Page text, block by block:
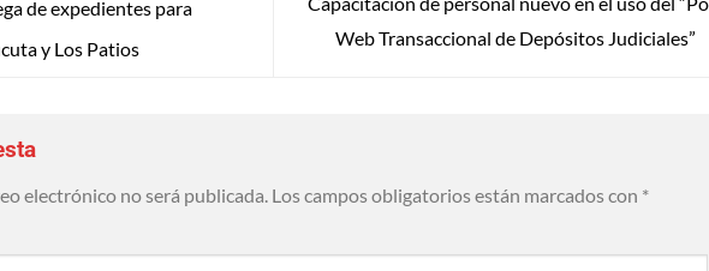
de expedientes para
y Los Patios
Web Transaccional de Depósitos Judiciales”
electrónico no será publicada. Los campos obligatorios están marcados con *